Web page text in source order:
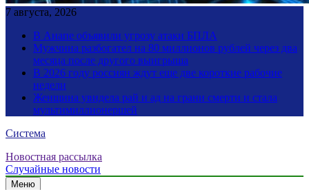
7 августа, 2026
В Анапе объявили угрозу атаки БПЛА
Мужчина разбогател на 80 миллионов рублей через два
месяца после другого выигрыша
В 2026 году россиян ждут еще две короткие рабочие
недели
Женщина увидела рай и ад на грани смерти и стала
мультимиллионершей
Система
Новостная рассылка
Случайные новости
Меню